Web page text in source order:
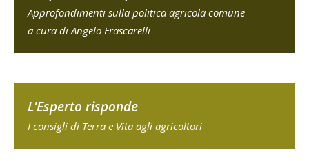
Approfondimenti sulla politica agricola comune
a cura di Angelo Frascarelli
L'Esperto risponde
I consigli di Terra e Vita agli agricoltori